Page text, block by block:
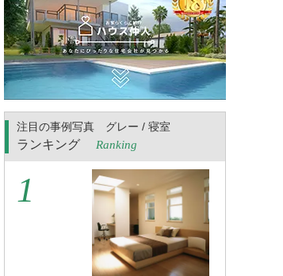
注目の事例写真 グレー / 寝室
ランキング Ranking